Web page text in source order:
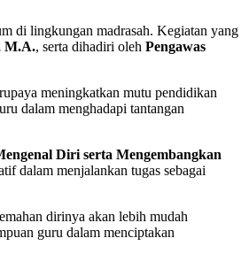
di lingkungan madrasah. Kegiatan yang
M.A., serta dihadiri oleh Pengawas
meningkatkan mutu pendidikan
dalam menghadapi tantangan
Diri serta Mengembangkan
dalam menjalankan tugas sebagai
dirinya akan lebih mudah
guru dalam menciptakan